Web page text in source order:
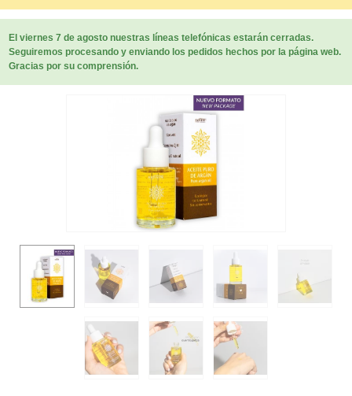
El viernes 7 de agosto nuestras líneas telefónicas estarán cerradas.
Seguiremos procesando y enviando los pedidos hechos por la página web.
Gracias por su comprensión.